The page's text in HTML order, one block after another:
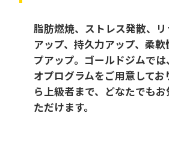
脂肪燃焼、ストレス発散、
アップ、持久力アップ、柔
プアップ。ゴールドジムで
オプログラムをご用意してお
ら上級者まで、どなたでも
ただけます。